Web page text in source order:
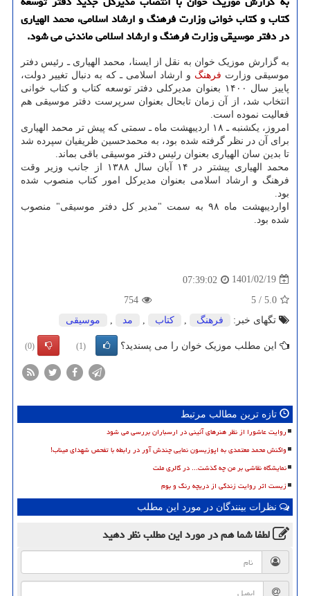
کتاب و کتاب خوانی وزارت فرهنگ و ارشاد اسلامی، محمد الهیاری
در دفتر موسیقی وزارت فرهنگ و ارشاد اسلامی ماندنی می شود.
به گزارش موزیک خوان به نقل از ایسنا، محمد الهیاری ـ رئیس دفتر
موسیقی وزارت فرهنگ و ارشاد اسلامی ـ که به دنبال تغییر دولت،
پاییز سال ۱۴۰۰ بعنوان مدیرکلی دفتر توسعه کتاب و کتاب خوانی
انتخاب شد، از آن زمان تابحال بعنوان سرپرست دفتر موسیقی هم
فعالیت نموده است.
امروز، یکشنبه ـ ۱۸ اردیبهشت ماه ـ سمتی که پیش تر محمد الهیاری
برای آن در نظر گرفته شده بود، به محمدحسین ظریفیان سپرده شد
تا بدین سان الهیاری بعنوان رئیس دفتر موسیقی باقی بماند.
محمد الهیاری پیشتر در ۱۴ آبان سال ۱۳۸۸ از جانب وزیر وقت
فرهنگ و ارشاد اسلامی بعنوان مدیرکل امور کتاب منصوب شده
بود.
اواردیبهشت ماه ۹۸ به سمت "مدیر کل دفتر موسیقی" منصوب
شده بود.
1401/02/19
07:39:02
5.0
/
5
754
تگهای خبر:
فرهنگ , كتاب , مد , موسیقی
این مطلب موزیک خوان را می پسندید؟ (1)
(0)
تازه ترین مطالب مرتبط
روایت عاشورا از نظر هنرهای آئینی در ارسباران بررسی می شود
واکنش محمد معتمدی به اپوزیسون نمایی چندش آور در رابطه با تفحص شهدای میناب!
نمایشگاه نقاشی بر من چه گذشت... در گالری ملت
زیست اثر روایت زندگی از دریچه رنگ و بوم
نظرات بینندگان در مورد این مطلب
لطفا شما همدر مورد این مطلبنظر دهید